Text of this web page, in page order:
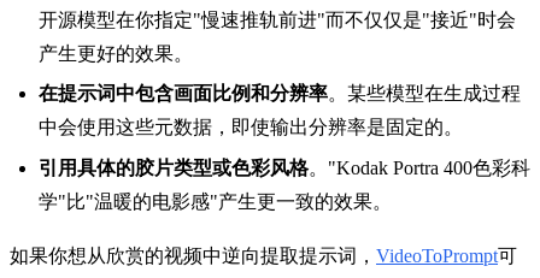
开源模型在你指定"慢速推轨前进"而不仅仅是"接近"时会
产生更好的效果。
在提示词中包含画面比例和分辨率。某些模型在生成过程
中会使用这些元数据，即使输出分辨率是固定的。
引用具体的胶片类型或色彩风格。"Kodak Portra 400色彩科
学"比"温暖的电影感"产生更一致的效果。
如果你想从欣赏的视频中逆向提取提示词， VideoToPrompt可